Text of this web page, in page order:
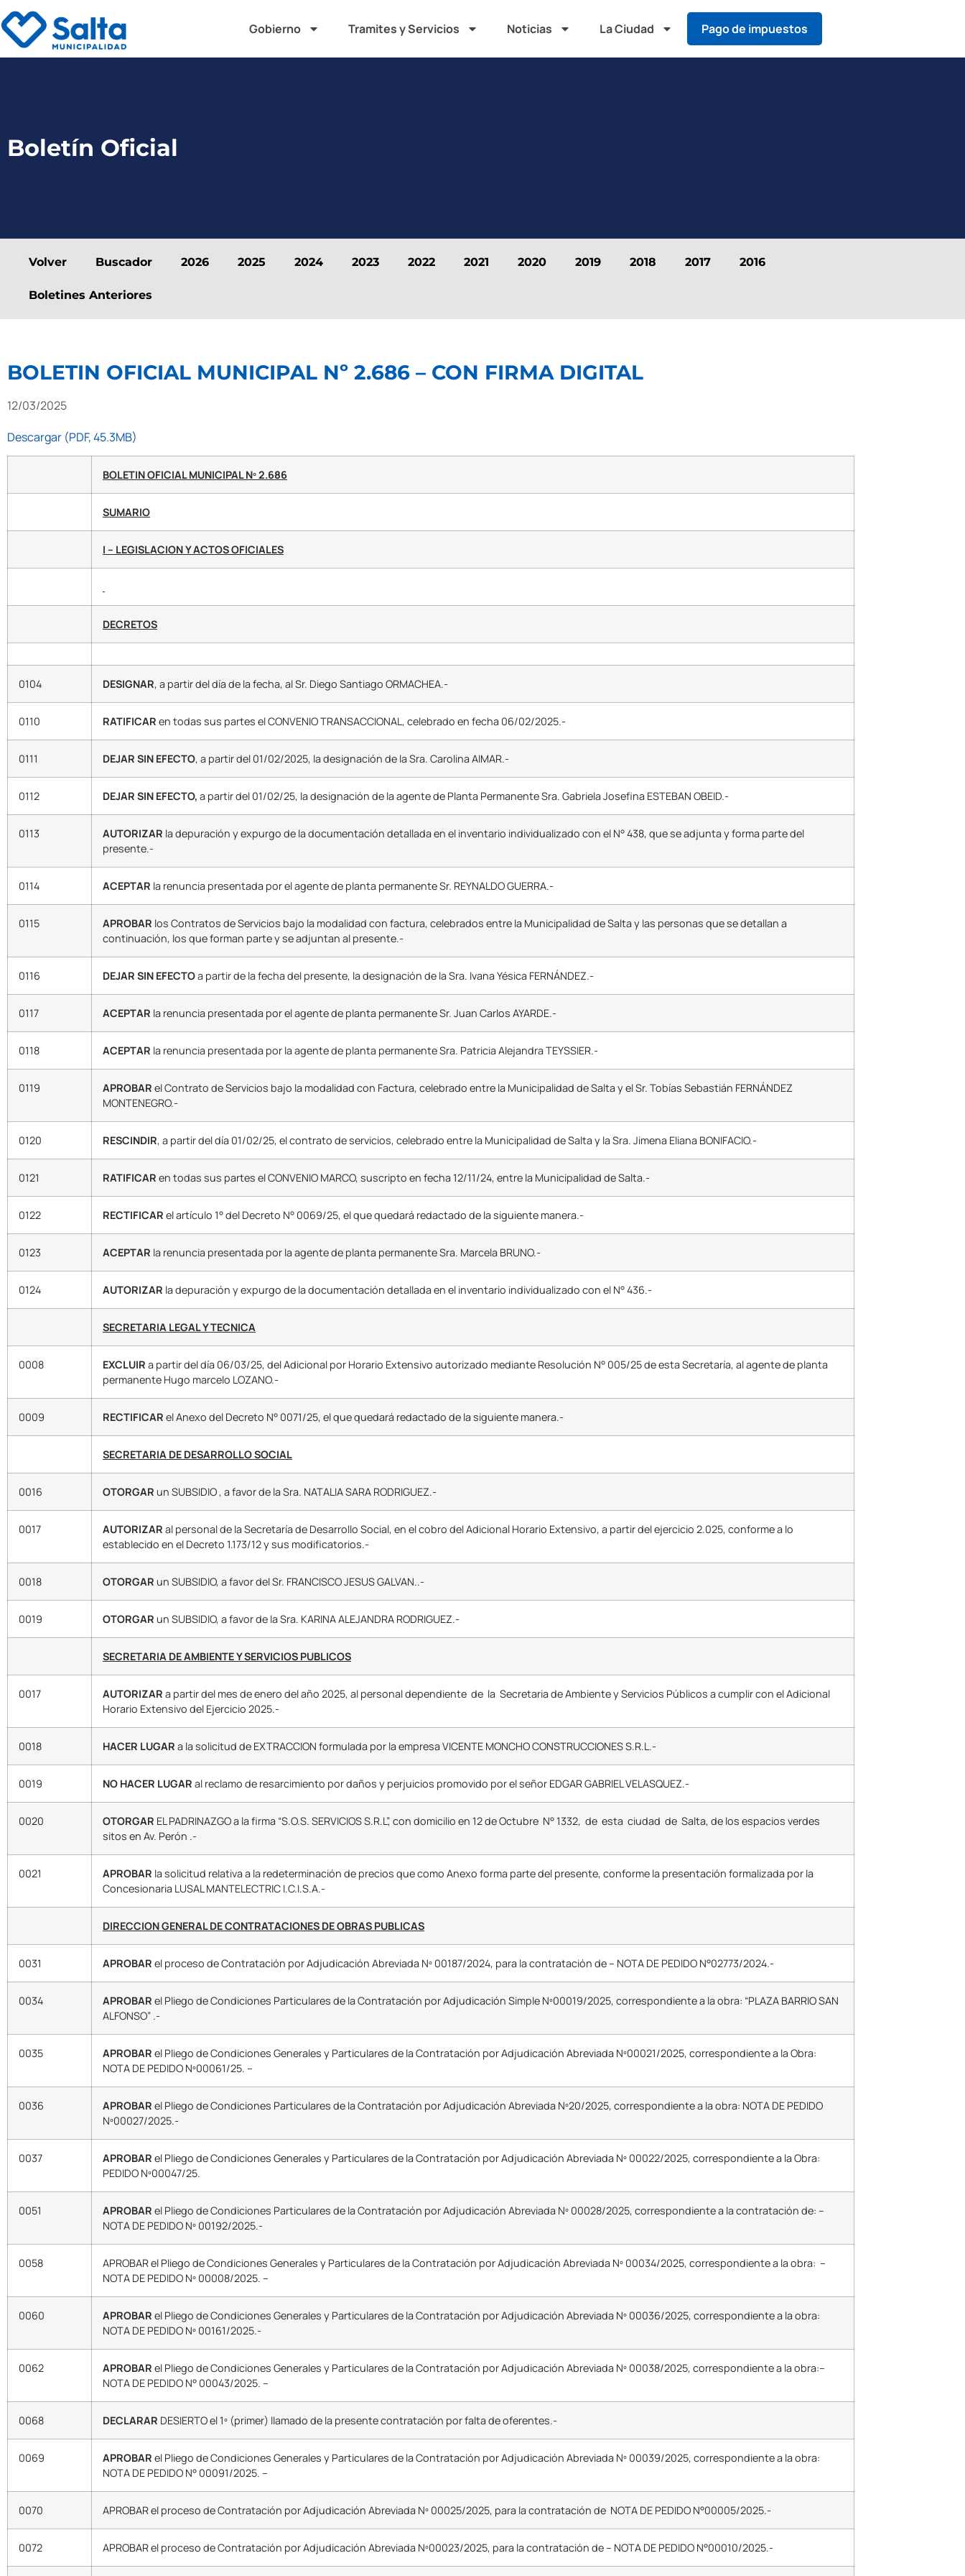
Gobierno Tramites y Servicios Noticias La Ciudad Pago de impuestos
Boletín Oficial
Volver Buscador 2026 2025 2024 2023 2022 2021 2020 2019 2018 2017 2016
Boletines Anteriores
BOLETIN OFICIAL MUNICIPAL Nº 2.686 – CON FIRMA DIGITAL
12/03/2025
Descargar (PDF, 45.3MB)
BOLETIN OFICIAL MUNICIPAL Nº 2.686
SUMARIO
I – LEGISLACION Y ACTOS OFICIALES
DECRETOS
0104 DESIGNAR, a partir del día de la fecha, al Sr. Diego Santiago ORMACHEA.-
0110 RATIFICAR en todas sus partes el CONVENIO TRANSACCIONAL, celebrado en fecha 06/02/2025.-
0111 DEJAR SIN EFECTO, a partir del 01/02/2025, la designación de la Sra. Carolina AIMAR.-
0112 DEJAR SIN EFECTO, a partir del 01/02/25, la designación de la agente de Planta Permanente Sra. Gabriela Josefina ESTEBAN OBEID.-
0113 AUTORIZAR la depuración y expurgo de la documentación detallada en el inventario individualizado con el N° 438, que se adjunta y forma parte del
presente.-
0114 ACEPTAR la renuncia presentada por el agente de planta permanente Sr. REYNALDO GUERRA.-
0115 APROBAR los Contratos de Servicios bajo la modalidad con factura, celebrados entre la Municipalidad de Salta y las personas que se detallan a
continuación, los que forman parte y se adjuntan al presente.-
0116 DEJAR SIN EFECTOa partir de la fecha del presente, la designación de la Sra. Ivana Yésica FERNÁNDEZ.-
0117 ACEPTAR la renuncia presentada por el agente de planta permanente Sr. Juan Carlos AYARDE.-
0118 ACEPTAR la renuncia presentada por la agente de planta permanente Sra. Patricia Alejandra TEYSSIER.-
0119 APROBAR el Contrato de Servicios bajo la modalidad con Factura, celebrado entre la Municipalidad de Salta y el Sr. Tobías Sebastián FERNÁNDEZ
MONTENEGRO.-
0120 RESCINDIR, a partir del día 01/02/25, el contrato de servicios, celebrado entre la Municipalidad de Salta y la Sra. Jimena Eliana BONIFACIO.-
0121 RATIFICAR en todas sus partes el CONVENIO MARCO, suscripto en fecha 12/11/24, entre la Municipalidad de Salta.-
0122 RECTIFICAR el artículo 1° del Decreto N° 0069/25, el que quedará redactado de la siguiente manera.-
0123 ACEPTAR la renuncia presentada por la agente de planta permanente Sra. Marcela BRUNO.-
0124 AUTORIZAR la depuración y expurgo de la documentación detallada en el inventario individualizado con el N° 436.-
SECRETARIA LEGAL Y TECNICA
0008 EXCLUIR a partir del día 06/03/25, del Adicional por Horario Extensivo autorizado mediante Resolución N° 005/25 de esta Secretaría, al agente de planta
permanente Hugo marcelo LOZANO.-
0009 RECTIFICAR el Anexo del Decreto N° 0071/25, el que quedará redactado de la siguiente manera.-
SECRETARIA DE DESARROLLO SOCIAL
0016 OTORGAR un SUBSIDIO , a favor de la Sra. NATALIA SARA RODRIGUEZ.-
0017 AUTORIZAR al personal de la Secretaría de Desarrollo Social, en el cobro del Adicional Horario Extensivo, a partir del ejercicio 2.025, conforme a lo
establecido en el Decreto 1.173/12 y sus modificatorios.-
0018 OTORGAR un SUBSIDIO, a favor del Sr. FRANCISCO JESUS GALVAN..-
0019 OTORGAR un SUBSIDIO, a favor de la Sra. KARINA ALEJANDRA RODRIGUEZ.-
SECRETARIA DE AMBIENTE Y SERVICIOS PUBLICOS
0017 AUTORIZAR a partir del mes de enero del año 2025, al personal dependiente de la Secretaria de Ambiente y Servicios Públicos a cumplir con el Adicional
Horario Extensivo del Ejercicio 2025.-
0018 HACER LUGAR a la solicitud de EXTRACCION formulada por la empresa VICENTE MONCHO CONSTRUCCIONES S.R.L.-
0019 NO HACER LUGAR al reclamo de resarcimiento por daños y perjuicios promovido por el señor EDGAR GABRIEL VELASQUEZ.-
0020 OTORGAR EL PADRINAZGO a la firma “S.O.S. SERVICIOS S.R.L”, con domicilio en 12 de Octubre N° 1332, de esta ciudad de Salta, de los espacios verdes
sitos en Av. Perón .-
0021 APROBAR la solicitud relativa a la redeterminación de precios que como Anexo forma parte del presente, conforme la presentación formalizada por la
Concesionaria LUSAL MANTELECTRIC I.C.I.S.A.-
DIRECCION GENERAL DE CONTRATACIONES DE OBRAS PUBLICAS
0031 APROBAR el proceso de Contratación por Adjudicación Abreviada Nº 00187/2024, para la contratación de – NOTA DE PEDIDO N°02773/2024.-
0034 APROBAR el Pliego de Condiciones Particulares de la Contratación por Adjudicación Simple Nº00019/2025, correspondiente a la obra: “PLAZA BARRIO SAN
ALFONSO” .-
0035 APROBAR el Pliego de Condiciones Generales y Particulares de la Contratación por Adjudicación Abreviada Nº00021/2025, correspondiente a la Obra:
NOTA DE PEDIDO Nº00061/25. –
0036 APROBAR el Pliego de Condiciones Particulares de la Contratación por Adjudicación Abreviada Nº20/2025, correspondiente a la obra: NOTA DE PEDIDO
Nº00027/2025.-
0037 APROBAR el Pliego de Condiciones Generales y Particulares de la Contratación por Adjudicación Abreviada Nº 00022/2025, correspondiente a la Obra:
PEDIDO Nº00047/25.
0051 APROBAR el Pliego de Condiciones Particulares de la Contratación por Adjudicación Abreviada Nº 00028/2025, correspondiente a la contratación de: –
NOTA DE PEDIDO Nº 00192/2025.-
0058
APROBAR el Pliego de Condiciones Generales y Particulares de la Contratación por Adjudicación Abreviada Nº 00034/2025, correspondiente a la obra: –
NOTA DE PEDIDO Nº 00008/2025. –
0060 APROBAR el Pliego de Condiciones Generales y Particulares de la Contratación por Adjudicación Abreviada Nº 00036/2025, correspondiente a la obra:
NOTA DE PEDIDO Nº 00161/2025.-
0062 APROBAR el Pliego de Condiciones Generales y Particulares de la Contratación por Adjudicación Abreviada Nº 00038/2025, correspondiente a la obra:–
NOTA DE PEDIDO N° 00043/2025. –
0068 DECLARAR DESIERTO el 1º (primer) llamado de la presente contratación por falta de oferentes.-
0069 APROBAR el Pliego de Condiciones Generales y Particulares de la Contratación por Adjudicación Abreviada Nº 00039/2025, correspondiente a la obra:
NOTA DE PEDIDO N° 00091/2025. –
0070 APROBAR el proceso de Contratación por Adjudicación Abreviada Nº 00025/2025, para la contratación de NOTA DE PEDIDO N°00005/2025.-
0072 APROBAR el proceso de Contratación por Adjudicación Abreviada Nº00023/2025, para la contratación de – NOTA DE PEDIDO N°00010/2025.-